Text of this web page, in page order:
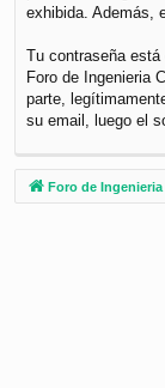
exhibida. Además,
Tu contraseña
Foro de Ingenieria
parte,
su email, luego el
Foro de